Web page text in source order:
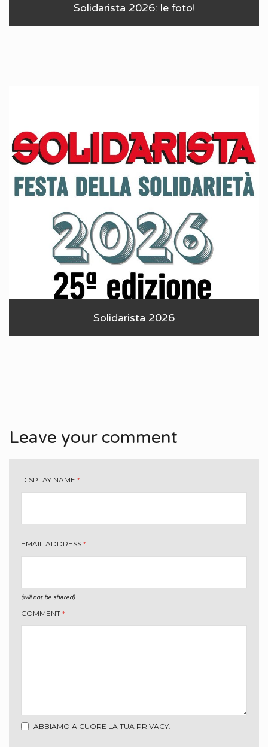
Solidarista 2026: le foto!
Solidarista 2026
Leave your comment
DISPLAY NAME *
EMAIL ADDRESS *
(will not be shared)
COMMENT *
ABBIAMO A CUORE LA TUA PRIVACY.